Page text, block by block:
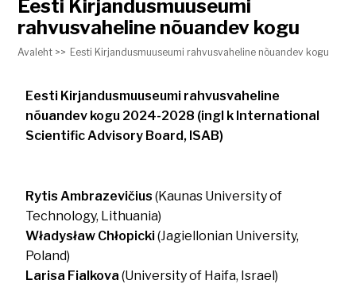
Eesti Kirjandusmuuseumi
rahvusvaheline nõuandev kogu
Avaleht >> Eesti Kirjandusmuuseumi rahvusvaheline nõuandev kogu
Eesti Kirjandusmuuseumi rahvusvaheline
nõuandev kogu 2024-2028 (ingl k International
Scientific Advisory Board, ISAB)
Rytis Ambrazevičius (Kaunas University of
Technology, Lithuania)
Władysław Chłopicki(Jagiellonian University,
Poland)
Larisa Fialkova (University of Haifa, Israel)